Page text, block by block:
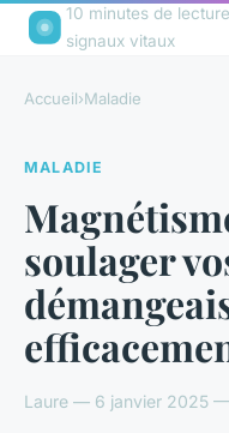
10 minutes de
signaux vitaux
Accueil›Maladie
MALADIE
soulager
Laure — 6 janvier 2025